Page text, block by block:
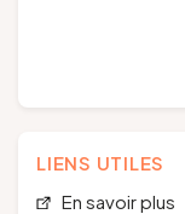
LIENS UTILES
En savoir plus